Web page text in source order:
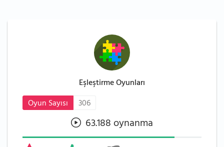
Eşleştirme Oyunları
Oyun Sayısı
306
63.188 oynanma